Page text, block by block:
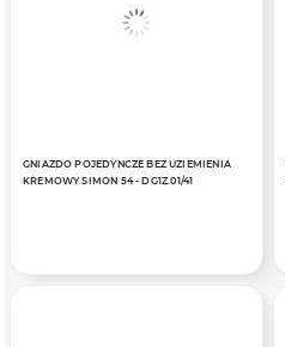
GNIAZDO POJEDYNCZE BEZ UZIEMIENIA
KREMOWY SIMON 54 - DG1Z.01/41